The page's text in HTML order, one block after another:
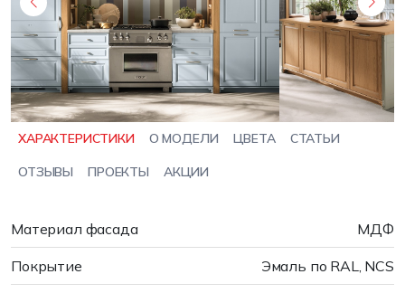
ХАРАКТЕРИСТИКИ О МОДЕЛИ ЦВЕТА СТАТЬИ
ОТЗЫВЫ ПРОЕКТЫ АКЦИИ
Материал фасада МДФ
Покрытие Эмаль по RAL, NCS